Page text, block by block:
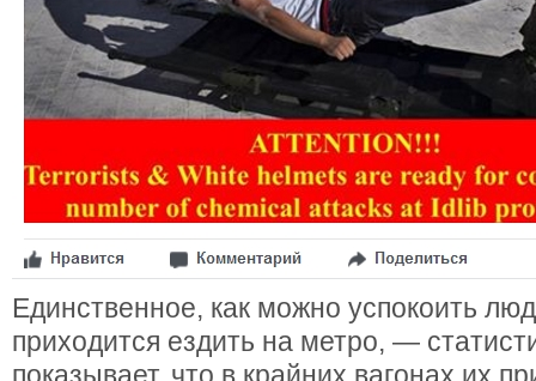
Единственное, как можно успокоить
приходится ездить на метро, —
показывает, что в крайних вагонах их